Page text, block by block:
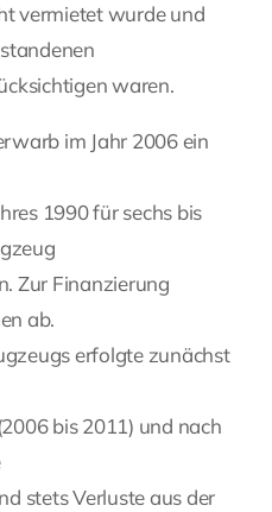
vermietet wurde und
waren.
im Jahr 2006 ein
1990 für sechs bis
Zur Finanzierung
ab.
erfolgte zunächst
bis 2011) und nach
stets Verluste aus der